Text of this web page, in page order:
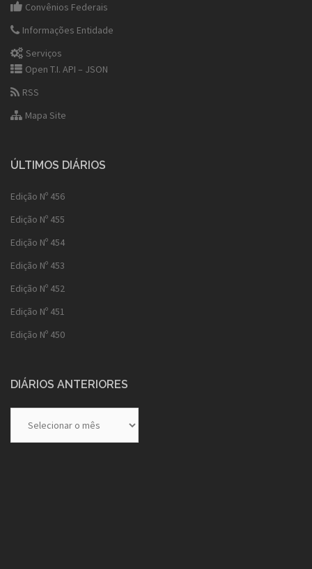
Convênios Federais
Informações Entidade
Serviços
Open T.I. API – JSON
RSS
Mapa Site
ÚLTIMOS DIÁRIOS
Edição Nº 456
Edição Nº 455
Edição Nº 454
Edição Nº 453
Edição Nº 452
Edição Nº 451
Edição Nº 450
DIÁRIOS ANTERIORES
Anteriores